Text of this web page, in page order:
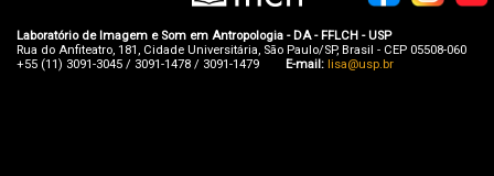
Laboratório de Imagem e Som em Antropologia - DA - FFLCH - USP
Rua do Anfiteatro, 181, Cidade Universitária, São Paulo/SP, Brasil - CEP 05508-060
+55 (11) 3091-3045 / 3091-1478 / 3091-1479 E-mail: lisa@usp.br